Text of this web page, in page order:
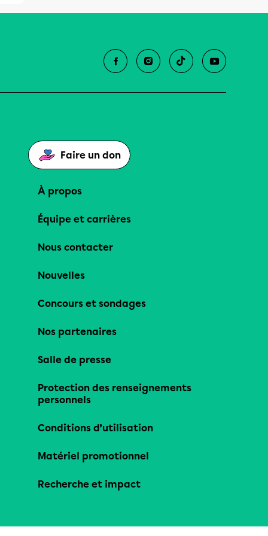
Faire un don
À propos
Équipe et carrières
Nous contacter
Nouvelles
Concours et sondages
Nos partenaires
Salle de presse
Protection des renseignements
personnels
Conditions d’utilisation
Matériel promotionnel
Recherche et impact